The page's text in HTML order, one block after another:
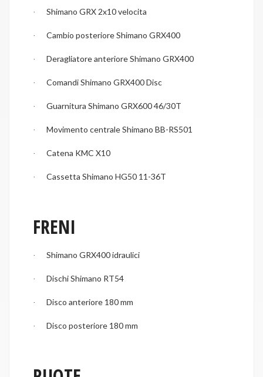
· Shimano GRX 2x10 velocita
· Cambio posteriore Shimano GRX400
· Deragliatore anteriore Shimano GRX400
· Comandi Shimano GRX400 Disc
· Guarnitura Shimano GRX600 46/30T
· Movimento centrale Shimano BB-RS501
· Catena KMC X10
· Cassetta Shimano HG50 11-36T
FRENI
· Shimano GRX400 idraulici
· Dischi Shimano RT54
· Disco anteriore 180 mm
· Disco posteriore 180 mm